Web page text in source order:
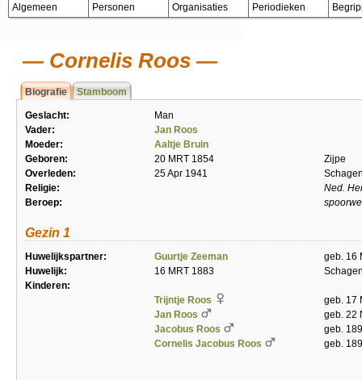
Algemeen Personen Organisaties Periodieken
Cornelis Roos
Biografie Stamboom
Geslacht:
Man
Vader:
Jan Roos
Moeder:
Aaltje Bruin
Geboren:
20 MRT 1854
Zijpe
Overleden:
25 Apr 1941
Religie:
Ned.
Beroep:
Gezin 1
Huwelijkspartner: Guurtje Zeeman
geb. 16
Huwelijk:
16 MRT 1883
Kinderen:
Trijntje Roos
geb. 17
Jan Roos
geb. 22
Jacobus Roos
geb.
Cornelis Jacobus Roos
geb.